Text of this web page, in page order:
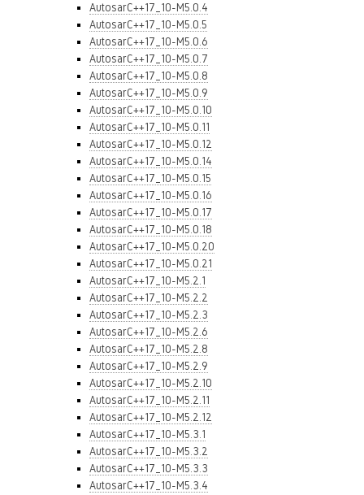
AutosarC++17_10-M5.0.4
AutosarC++17_10-M5.0.5
AutosarC++17_10-M5.0.6
AutosarC++17_10-M5.0.7
AutosarC++17_10-M5.0.8
AutosarC++17_10-M5.0.9
AutosarC++17_10-M5.0.10
AutosarC++17_10-M5.0.11
AutosarC++17_10-M5.0.12
AutosarC++17_10-M5.0.14
AutosarC++17_10-M5.0.15
AutosarC++17_10-M5.0.16
AutosarC++17_10-M5.0.17
AutosarC++17_10-M5.0.18
AutosarC++17_10-M5.0.20
AutosarC++17_10-M5.0.21
AutosarC++17_10-M5.2.1
AutosarC++17_10-M5.2.2
AutosarC++17_10-M5.2.3
AutosarC++17_10-M5.2.6
AutosarC++17_10-M5.2.8
AutosarC++17_10-M5.2.9
AutosarC++17_10-M5.2.10
AutosarC++17_10-M5.2.11
AutosarC++17_10-M5.2.12
AutosarC++17_10-M5.3.1
AutosarC++17_10-M5.3.2
AutosarC++17_10-M5.3.3
AutosarC++17_10-M5.3.4